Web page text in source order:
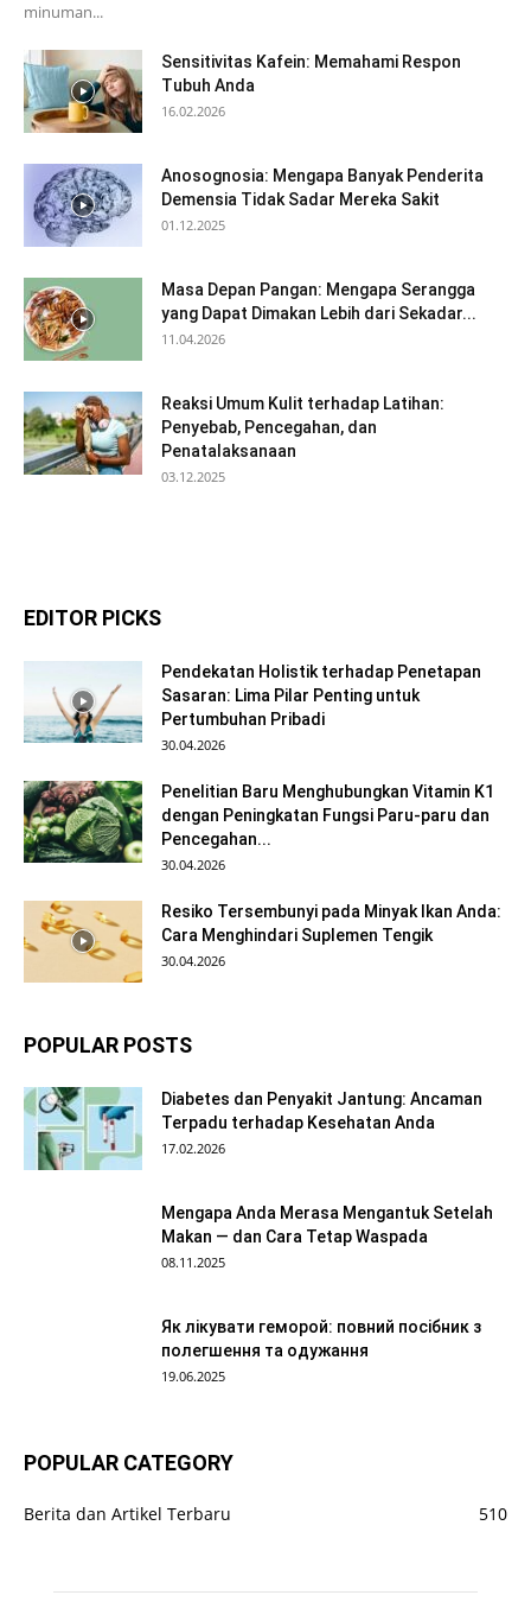
minuman...
Sensitivitas Kafein: Memahami Respon
Tubuh Anda
16.02.2026
Anosognosia: Mengapa Banyak Penderita
Demensia Tidak Sadar Mereka Sakit
01.12.2025
Masa Depan Pangan: Mengapa Serangga
yang Dapat Dimakan Lebih dari Sekadar...
11.04.2026
Reaksi Umum Kulit terhadap Latihan:
Penyebab, Pencegahan, dan
Penatalaksanaan
03.12.2025
EDITOR PICKS
Pendekatan Holistik terhadap Penetapan
Sasaran: Lima Pilar Penting untuk
Pertumbuhan Pribadi
30.04.2026
Penelitian Baru Menghubungkan Vitamin K1
dengan Peningkatan Fungsi Paru-paru dan
Pencegahan...
30.04.2026
Resiko Tersembunyi pada Minyak Ikan Anda:
Cara Menghindari Suplemen Tengik
30.04.2026
POPULAR POSTS
Diabetes dan Penyakit Jantung: Ancaman
Terpadu terhadap Kesehatan Anda
17.02.2026
Mengapa Anda Merasa Mengantuk Setelah
Makan — dan Cara Tetap Waspada
08.11.2025
Як лікувати геморой: повний посібник з
полегшення та одужання
19.06.2025
POPULAR CATEGORY
Berita dan Artikel Terbaru 510